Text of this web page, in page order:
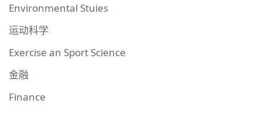
Environmental Stuies
运动科学
Exercise an Sport Science
金融
Finance